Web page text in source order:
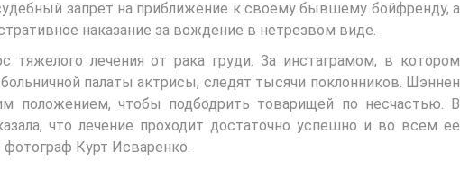
запрет на приближение к своему бывшему бойфренду, а
наказание за вождение в нетрезвом виде.
тяжелого лечения от рака груди. За инстаграмом, в котором
палаты актрисы, следят тысячи поклонников. Шэннен
положением, чтобы подбодрить товарищей по несчастью. В
что лечение проходит достаточно успешно и во всем ее
Курт Исваренко.